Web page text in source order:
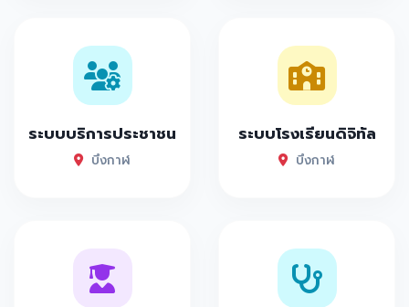
ระบบบริการประชาชน
บึงกาฬ
ระบบโรงเรียนดิจิทัล
บึงกาฬ